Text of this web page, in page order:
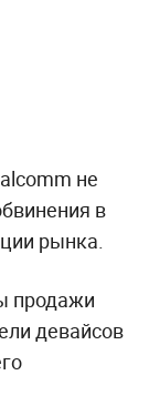
не
в
рынка.
продажи
девайсов